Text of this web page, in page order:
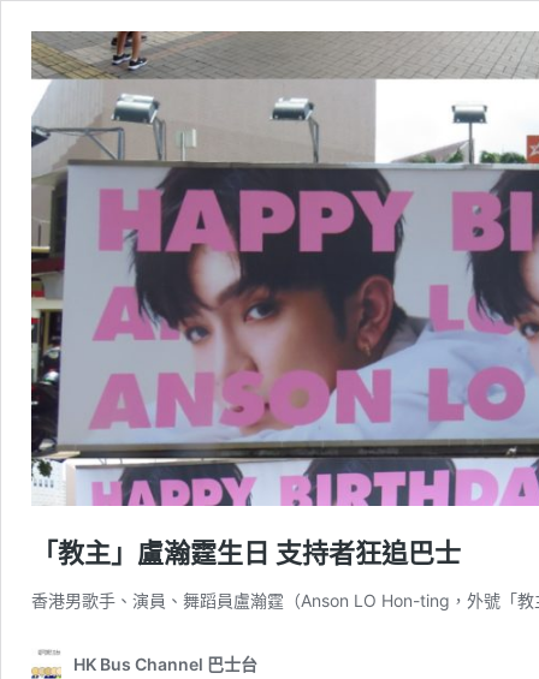
「教主」盧瀚霆生日 支持者狂追巴士
香港男歌手、演員、舞蹈員盧瀚霆（Anson LO Hon-ting，外號「
HK Bus Channel 巴士台